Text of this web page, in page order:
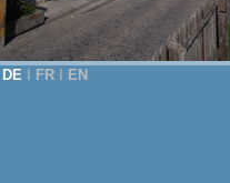
DE FR EN